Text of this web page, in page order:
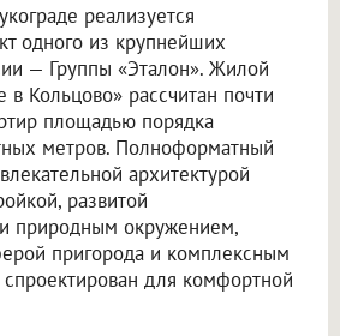
реализуется
одного из крупнейших
— Группы «Эталон». Жилой
в Кольцово» рассчитан почти
площадью порядка
метров. Полноформатный
архитектурой
развитой
природным окружением,
пригорода и комплексным
спроектирован для комфортной